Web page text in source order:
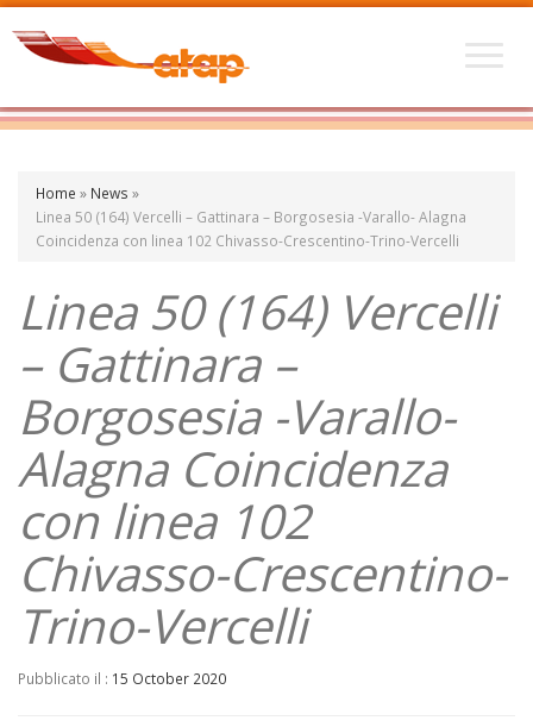
Home » News »
Linea 50 (164) Vercelli – Gattinara – Borgosesia -Varallo- Alagna
Coincidenza con linea 102 Chivasso-Crescentino-Trino-Vercelli
Linea 50 (164) Vercelli
– Gattinara –
Borgosesia -Varallo-
Alagna Coincidenza
con linea 102
Chivasso-Crescentino-
Trino-Vercelli
Pubblicato il : 15 October 2020